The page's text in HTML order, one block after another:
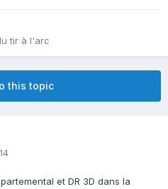
tir à l'arc
this topic
et DR 3D dans la